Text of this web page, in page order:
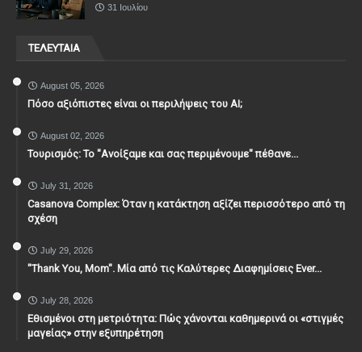
31 Ιουλίου
ΤΕΛΕΥΤΑΙΑ
August 05, 2026
Πόσο αξιόπιστες είναι οι περιλήψεις του ΑΙ;
August 02, 2026
Τουρισμός: Το "Ανοίξαμε και σας περιμένουμε" πέθανε...
July 31, 2026
Casanova Complex: Όταν η κατάκτηση αξίζει περισσότερο από τη
σχέση
July 29, 2026
"Thank You, Mοm". Μία από τις Καλύτερες Διαφημίσεις Ever...
July 28, 2026
Εθισμένοι στη μετριότητα: Πώς χάνονται καθημερινά οι «στιγμές
μαγείας» στην εξυπηρέτηση